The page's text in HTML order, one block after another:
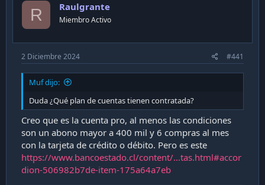
m
u
b
a
c
i
n
R Raulgrante
Miembro Activo
2 Diciembre 2024 #441
Muf dijo:
Duda ¿Qué plan de cuentas tienen contratada?
Creo que es la cuenta pro, al menos las condiciones
son un abono mayor a 400 mil y 6 compras al mes
con la tarjeta de crédito o débito. Pero es este
https://www.bancoestado.cl/content/...tas.html#accor
dion-506982b7de-item-175a64a7eb